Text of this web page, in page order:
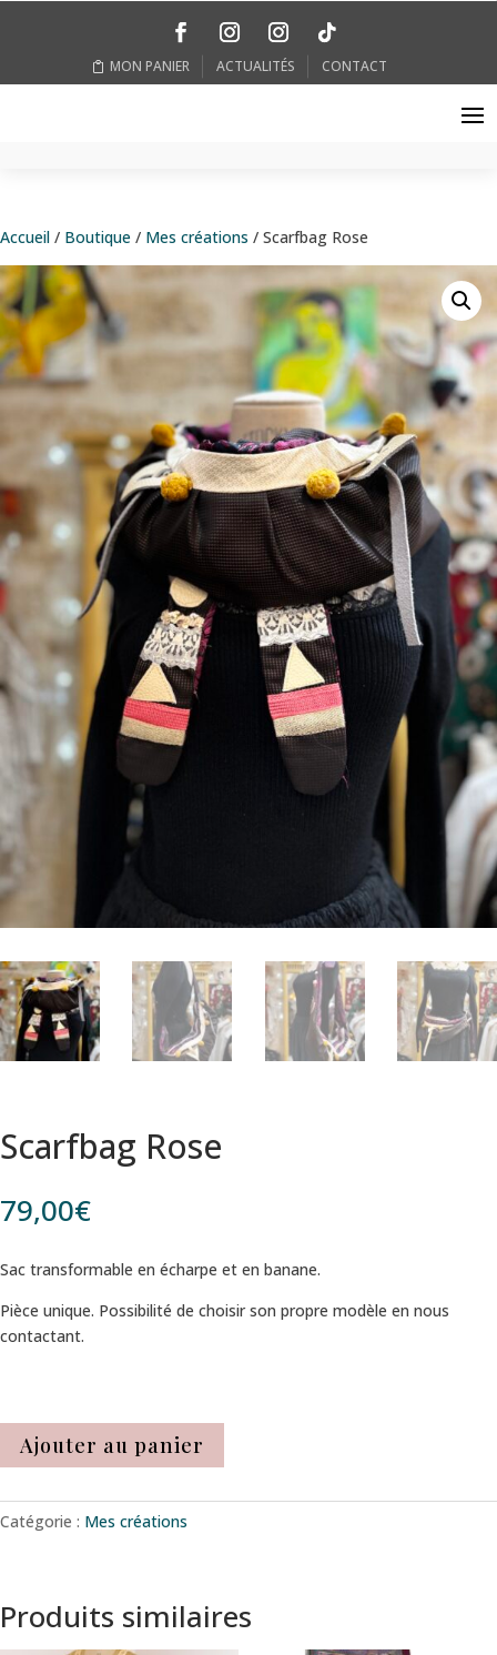
MON PANIER ACTUALITÉS CONTACT
Accueil / Boutique / Mes créations / Scarfbag Rose
Scarfbag Rose
79,00€
Sac transformable en écharpe et en banane.
Pièce unique. Possibilité de choisir son propre modèle en nous
contactant.
Ajouter au panier
Catégorie : Mes créations
Produits similaires